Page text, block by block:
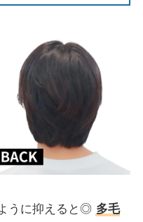
うに抑えると◎ 多毛